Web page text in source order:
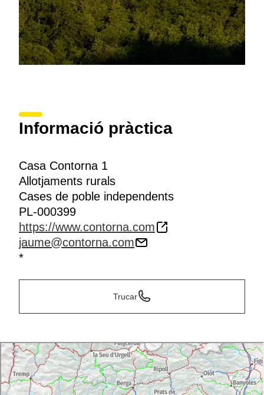
d'esquís per l'hivern.
Informació pràctica
Casa Contorna 1
Allotjaments rurals
Cases de poble independents
PL-000399
https://www.contorna.com
jaume@contorna.com
*
Trucar